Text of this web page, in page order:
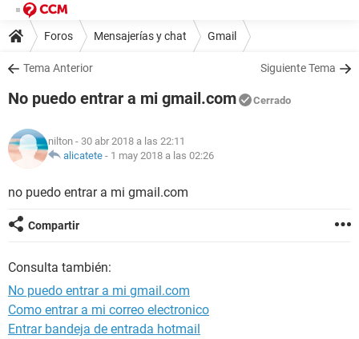
Foros Mensajerías y chat Gmail
Tema Anterior Siguiente Tema
No puedo entrar a mi gmail.com Cerrado
nilton - 30 abr 2018 a las 22:11
alicatete - 1 may 2018 a las 02:26
no puedo entrar a mi gmail.com
Compartir
Consulta también:
No puedo entrar a mi gmail.com
Como entrar a mi correo electronico
Entrar bandeja de entrada hotmail